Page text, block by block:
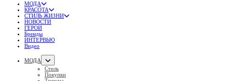
МОДА
КРАСОТА
СТИЛЬ ЖИЗНИ
НОВОСТИ
ГЕРОИ
Бренды
ИНТЕРВЬЮ
Видео
МОДА
Стиль
Покупки